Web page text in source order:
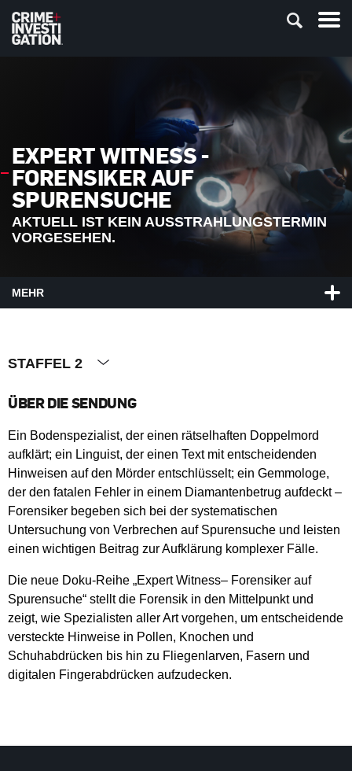
EXPERT WITNESS -
FORENSIKER AUF
SPURENSUCHE
AKTUELL IST KEIN AUSSTRAHLUNGSTERMIN
VORGESEHEN.
MEHR
STAFFEL 2
ÜBER DIE SENDUNG
Ein Bodenspezialist, der einen rätselhaften Doppelmord
aufklärt; ein Linguist, der einen Text mit entscheidenden
Hinweisen auf den Mörder entschlüsselt; ein Gemmologe,
der den fatalen Fehler in einem Diamantenbetrug aufdeckt –
Forensiker begeben sich bei der systematischen
Untersuchung von Verbrechen auf Spurensuche und leisten
einen wichtigen Beitrag zur Aufklärung komplexer Fälle.
Die neue Doku-Reihe „Expert Witness– Forensiker auf
Spurensuche“ stellt die Forensik in den Mittelpunkt und
zeigt, wie Spezialisten aller Art vorgehen, um entscheidende
versteckte Hinweise in Pollen, Knochen und
Schuhabdrücken bis hin zu Fliegenlarven, Fasern und
digitalen Fingerabdrücken aufzudecken.